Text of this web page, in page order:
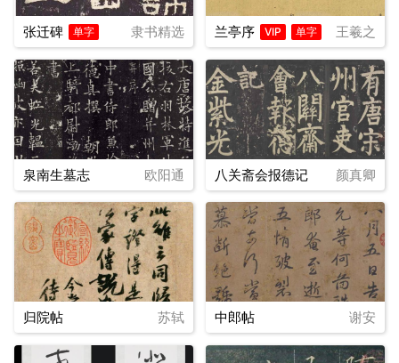
张迁碑 单字 隶书精选 兰亭序 VIP 单字 王羲之
泉南生墓志 欧阳通 八关斋会报德记 颜真卿
归院帖 苏轼 中郎帖 谢安